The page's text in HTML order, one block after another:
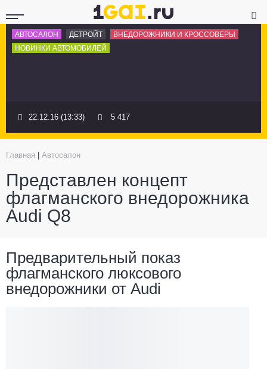
АВТОСАЛОН ДЕТРОЙТ
ВНЕДОРОЖНИКИ И КРОССОВЕРЫ
НОВИНКИ АВТОМОБИЛЕЙ
22.12.16 (13:33) 5 417
Главная Автосалон
Представлен концепт
флагманского внедорожника
Audi Q8
Предварительный показ
флагманского люксового
внедорожники от Audi